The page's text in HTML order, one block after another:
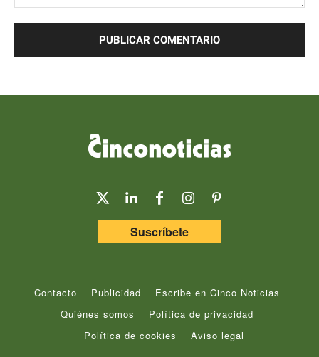
Suscríbete
Contacto Publicidad
Escribe en Cinco Noticias
Quiénes somos
Política de privacidad
Política de cookies
Aviso legal